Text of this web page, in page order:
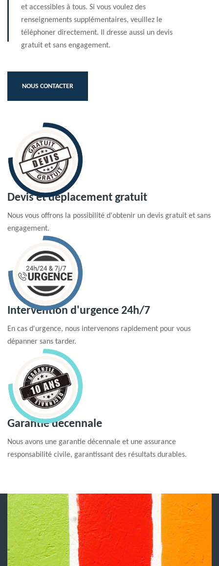
et accessibles à tous. Si vous voulez des
renseignements supplémentaires, veuillez le
téléphoner directement. Il dresse aussi un devis
gratuit et sans engagement.
NOUS CONTACTER
Devis et déplacement gratuit
Nous vous offrons la possibilité d'obtenir un devis gratuit et sans
engagement.
Intervention d'urgence 24h/7
En cas d'urgence, nous intervenons rapidement pour vous
dépanner sans tarder.
Garantie decennale
Nous avons une garantie décennale et une assurance
responsabilité civile, garantissant des résultats durables.